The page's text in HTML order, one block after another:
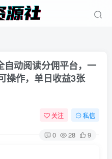
自动阅读分佣平台，一
操作，单日收益3张
关注 私信
0 28 9